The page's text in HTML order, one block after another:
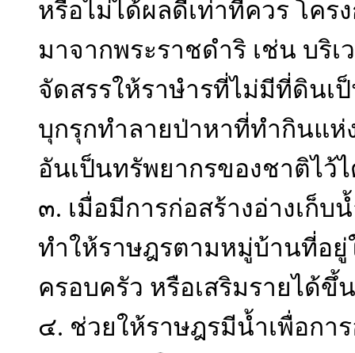
หรือไม่ได้ผลดีเท่าที่ควร โคร
มาจากพระราชดำริ เช่น บริ
จัดสรรให้ราษำรที่ไม่มีที่ดินเ
บุกรุกทำลายป่าหาที่ทำกินแห่
อันเป็นทรัพยากรของชาติไว้
๓. เมื่อมีการก่อสร้างอ่างเก็
ทำให้ราษฎรตามหมู่บ้านที่อยู่
ครอบครัว หรือเสริมรายได้ขึ้น
๔. ช่วยให้ราษฎรมีน้ำเพื่อกา